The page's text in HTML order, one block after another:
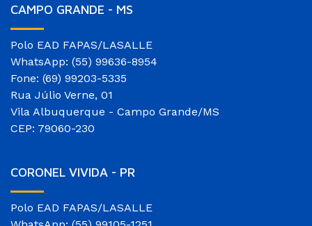
CAMPO GRANDE - MS
Polo EAD FAPAS/LASALLE
WhatsApp: (55) 99636-8954
Fone: (69) 99203-5335
Rua Júlio Verne, 01
Vila Albuquerque - Campo Grande/MS
CEP: 79060-230
CORONEL VIVIDA - PR
Polo EAD FAPAS/LASALLE